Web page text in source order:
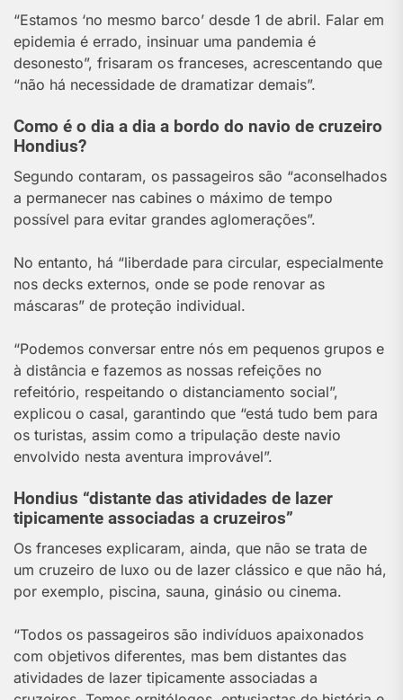
“Estamos ‘no mesmo barco’ desde 1 de abril. Falar em
epidemia é errado, insinuar uma pandemia é
desonesto”, frisaram os franceses, acrescentando que
“não há necessidade de dramatizar demais”.
Como é o dia a dia a bordo do navio de cruzeiro
Hondius?
Segundo contaram, os passageiros são “aconselhados
a permanecer nas cabines o máximo de tempo
possível para evitar grandes aglomerações”.
No entanto, há “liberdade para circular, especialmente
nos decks externos, onde se pode renovar as
máscaras” de proteção individual.
“Podemos conversar entre nós em pequenos grupos e
à distância e fazemos as nossas refeições no
refeitório, respeitando o distanciamento social”,
explicou o casal, garantindo que “está tudo bem para
os turistas, assim como a tripulação deste navio
envolvido nesta aventura improvável”.
Hondius “distante das atividades de lazer
tipicamente associadas a cruzeiros”
Os franceses explicaram, ainda, que não se trata de
um cruzeiro de luxo ou de lazer clássico e que não há,
por exemplo, piscina, sauna, ginásio ou cinema.
“Todos os passageiros são indivíduos apaixonados
com objetivos diferentes, mas bem distantes das
atividades de lazer tipicamente associadas a